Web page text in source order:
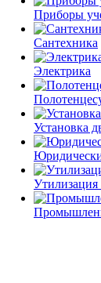
Приборы
Сантехника
Электрика
Установка